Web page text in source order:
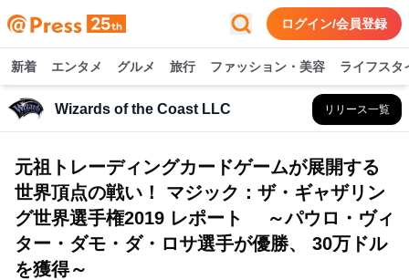
ログイン/会員登録
新着 エンタメ グルメ 旅行 ファッション・美容 ライフスタ
Wizards of the Coast LLC リリース一覧
元祖トレーディングカードゲームが展開する
世界頂点の戦い！ マジック：ザ・ギャザリン
グ世界選手権2019 レポート ～パウロ・ヴィ
ター・ダモ・ダ・ロサ選手が優勝、 30万ドル
を獲得～